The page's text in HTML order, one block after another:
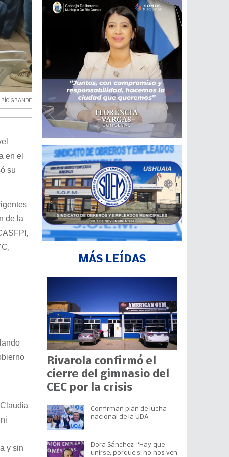
RÍO GRANDE
en el
su
de la
y sin
MÁS LEÍDAS
Rivarola confirmó el
cierre del gimnasio del
CEC por la crisis
Confirman plan de lucha
nacional de la UDA
Dora Sánchez: “Hay que
unirse, porque si no nos ven